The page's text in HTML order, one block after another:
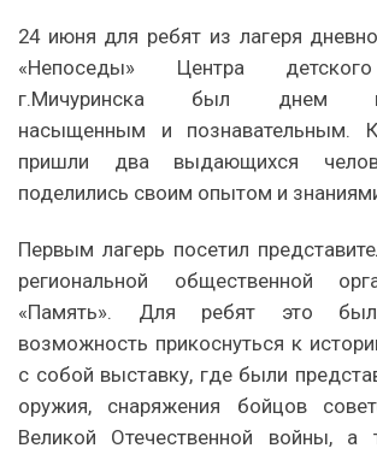
24 июня для ребят из лагеря
«Непоседы» Центра
г.Мичуринска был днем по-
насыщенным и познавательным.
пришли два выдающихся
поделились своим опытом и
Первым лагерь посетил
региональной общественной
«Память». Для ребят это
возможность прикоснуться к
с собой выставку, где были
оружия, снаряжения бойцов
Великой Отечественной войны, а